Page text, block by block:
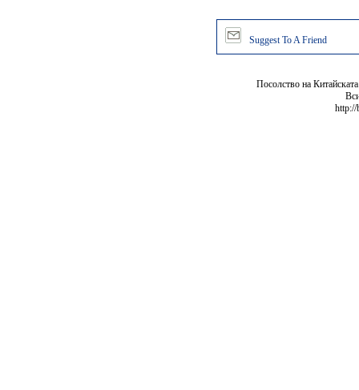
Suggest To A Friend
Посолство на
http://